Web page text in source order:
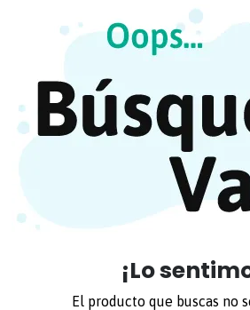
¡Lo
El producto que buscas no